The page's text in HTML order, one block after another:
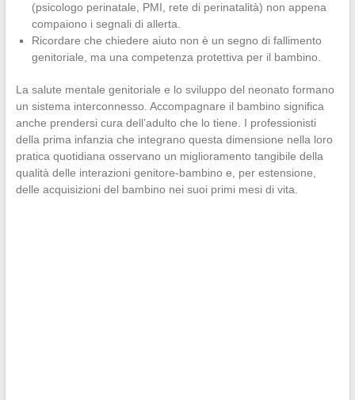
(psicologo perinatale, PMI, rete di perinatalità) non appena
compaiono i segnali di allerta.
Ricordare che chiedere aiuto non è un segno di fallimento
genitoriale, ma una competenza protettiva per il bambino.
La salute mentale genitoriale e lo sviluppo del neonato formano
un sistema interconnesso. Accompagnare il bambino significa
anche prendersi cura dell’adulto che lo tiene. I professionisti
della prima infanzia che integrano questa dimensione nella loro
pratica quotidiana osservano un miglioramento tangibile della
qualità delle interazioni genitore-bambino e, per estensione,
delle acquisizioni del bambino nei suoi primi mesi di vita.